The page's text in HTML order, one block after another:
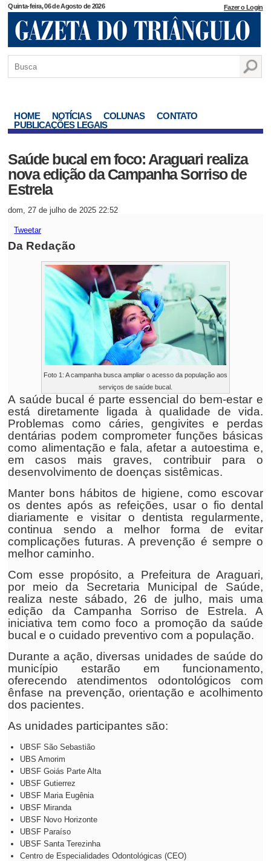
Quinta-feira, 06 de Agosto de 2026 Fazer o Login
HOME NOTÍCIAS COLUNAS
CONTATO
PUBLICAÇÕES LEGAIS
Saúde bucal em foco: Araguari realiza
nova edição da Campanha Sorriso de
Estrela
dom, 27 de julho de 2025 22:52
Tweetar
Da Redação
Foto 1: A campanha busca ampliar o acesso da população aos
serviços de saúde bucal.
A saúde bucal é parte essencial do bem-estar e
está diretamente ligada à qualidade de vida.
Problemas como cáries, gengivites e perdas
dentárias podem comprometer funções básicas
como alimentação e fala, afetar a autoestima e,
em casos mais graves, contribuir para o
desenvolvimento de doenças sistêmicas.
Manter bons hábitos de higiene, como escovar
os dentes após as refeições, usar o fio dental
diariamente e visitar o dentista regularmente,
continua sendo a melhor forma de evitar
complicações futuras. A prevenção é sempre o
melhor caminho.
Com esse propósito, a Prefeitura de Araguari,
por meio da Secretaria Municipal de Saúde,
realiza neste sábado, 26 de julho, mais uma
edição da Campanha Sorriso de Estrela. A
iniciativa tem como foco a promoção da saúde
bucal e o cuidado preventivo com a população.
Durante a ação, diversas unidades de saúde do
município estarão em funcionamento,
oferecendo atendimentos odontológicos com
ênfase na prevenção, orientação e acolhimento
dos pacientes.
As unidades participantes são:
UBSF São Sebastião
UBS Amorim
UBSF Goiás Parte Alta
UBSF Gutierrez
UBSF Maria Eugênia
UBSF Miranda
UBSF Novo Horizonte
UBSF Paraíso
UBSF Santa Terezinha
Centro de Especialidades Odontológicas (CEO)